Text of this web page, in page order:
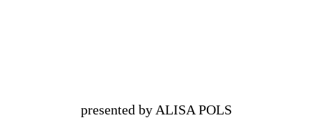
presented by ALISA POLS